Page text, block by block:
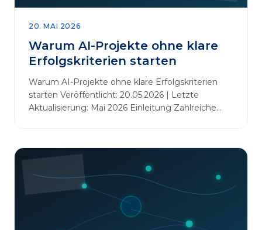
20. MAI 2026
Warum AI-Projekte ohne klare
Erfolgskriterien starten
Warum AI-Projekte ohne klare Erfolgskriterien
starten Veröffentlicht: 20.05.2026 | Letzte
Aktualisierung: Mai 2026 Einleitung Zahlreiche
automatisieren oder sich Wettbewerbsvorteile zu
verschaffen. Oftmals liegt der Fokus dabei auf
praxisnahem Handeln: Erfahrungen sammeln,
Prototypen entwickeln und interne Skepsis
abbauen. Der zentrale Begriff dieses Beitrags ist
„Erfolgskriterien für AI-Projekte“. In [&hellip;]